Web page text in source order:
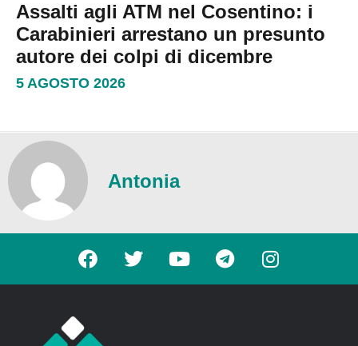
Assalti agli ATM nel Cosentino: i
Carabinieri arrestano un presunto
autore dei colpi di dicembre
5 AGOSTO 2026
Antonia